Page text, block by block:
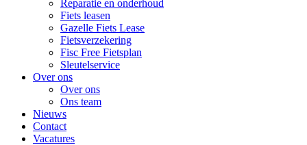
Reparatie en onderhoud
Fiets leasen
Gazelle Fiets Lease
Fietsverzekering
Fisc Free Fietsplan
Sleutelservice
Over ons
Over ons
Ons team
Nieuws
Contact
Vacatures